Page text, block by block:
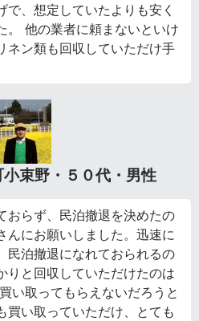
、想定していたよりも安く
。 他の業者に頼まないといけ
ネン類も回収していただけ手
束野・５０代・男性
おらず、民泊撤退を決めたの
んにお願いしました。迅速に
民泊撤退になれておられるの
りと回収していただけたのは
い取ってもらえないだろうと
買い取っていただけ、とても